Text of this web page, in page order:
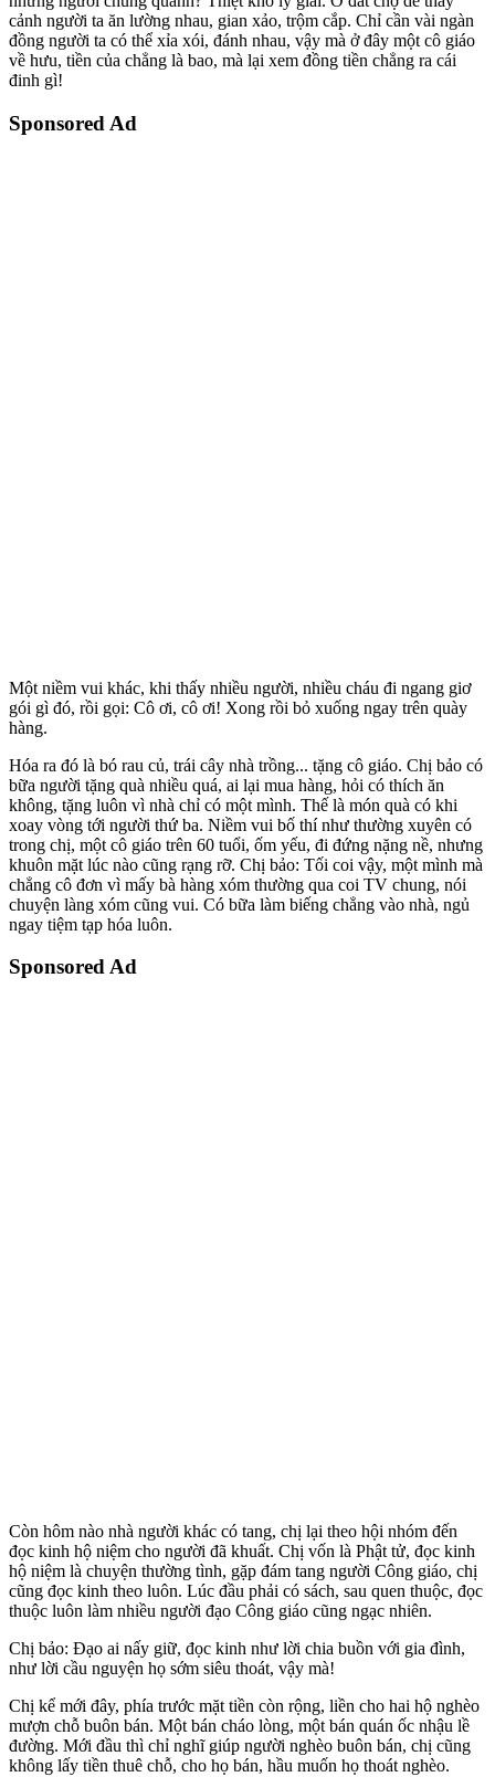
cảnh người ta ăn lường nhau, gian xảo, trộm cắp. Chỉ cần vài ngàn
đồng người ta có thể xỉa xói, đánh nhau, vậy mà ở đây một cô giáo
về hưu, tiền của chẳng là bao, mà lại xem đồng tiền chẳng ra cái
đinh gì!
Sponsored Ad
Một niềm vui khác, khi thấy nhiều người, nhiều cháu đi ngang giơ
gói gì đó, rồi gọi: Cô ơi, cô ơi! Xong rồi bỏ xuống ngay trên quày
hàng.
Hóa ra đó là bó rau củ, trái cây nhà trồng... tặng cô giáo. Chị bảo có
bữa người tặng quà nhiều quá, ai lại mua hàng, hỏi có thích ăn
không, tặng luôn vì nhà chỉ có một mình. Thế là món quà có khi
xoay vòng tới người thứ ba. Niềm vui bố thí như thường xuyên có
trong chị, một cô giáo trên 60 tuổi, ốm yếu, đi đứng nặng nề, nhưng
khuôn mặt lúc nào cũng rạng rỡ. Chị bảo: Tối coi vậy, một mình mà
chẳng cô đơn vì mấy bà hàng xóm thường qua coi TV chung, nói
chuyện làng xóm cũng vui. Có bữa làm biếng chẳng vào nhà, ngủ
ngay tiệm tạp hóa luôn.
Sponsored Ad
Còn hôm nào nhà người khác có tang, chị lại theo hội nhóm đến
đọc kinh hộ niệm cho người đã khuất. Chị vốn là Phật tử, đọc kinh
hộ niệm là chuyện thường tình, gặp đám tang người Công giáo, chị
cũng đọc kinh theo luôn. Lúc đầu phải có sách, sau quen thuộc, đọc
thuộc luôn làm nhiều người đạo Công giáo cũng ngạc nhiên.
Chị bảo: Đạo ai nấy giữ, đọc kinh như lời chia buồn với gia đình,
như lời cầu nguyện họ sớm siêu thoát, vậy mà!
Chị kể mới đây, phía trước mặt tiền còn rộng, liền cho hai hộ nghèo
mượn chỗ buôn bán. Một bán cháo lòng, một bán quán ốc nhậu lề
đường. Mới đầu thì chỉ nghĩ giúp người nghèo buôn bán, chị cũng
không lấy tiền thuê chỗ, cho họ bán, hầu muốn họ thoát nghèo.